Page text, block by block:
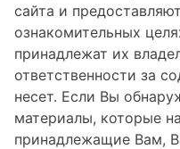
сайта и
ознакомительных
принадлежат их
ответственности за
несет. Если Вы
материалы, которые
принадлежащие Вам,